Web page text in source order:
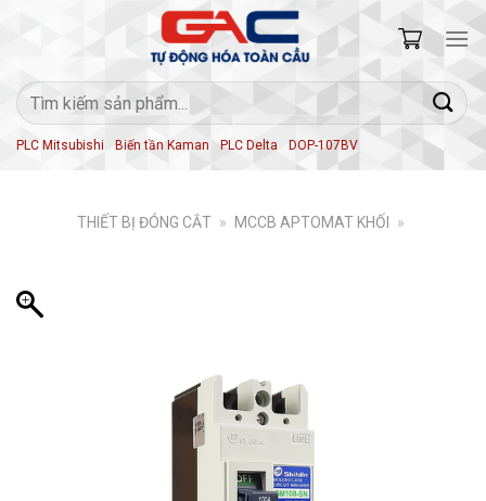
Tìm
kiếm:
PLC Mitsubishi Biến tần Kaman PLC Delta DOP-107BV
THIẾT BỊ ĐÓNG CẮT » MCCB APTOMAT KHỐI »